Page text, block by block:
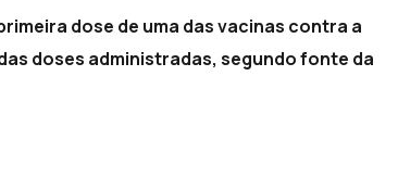
dose de uma das vacinas contra a
doses administradas, segundo fonte da